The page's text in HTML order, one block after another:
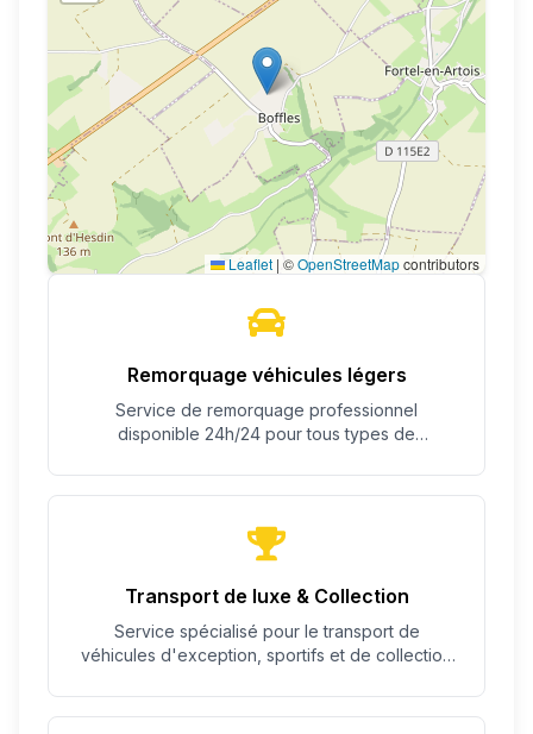
Leaflet | ©OpenStreetMapcontributors
Remorquage véhicules légers
Service de remorquage professionnel
disponible 24h/24 pour tous types de
Transport de luxe & Collection
Service spécialisé pour le transport de
véhicules d'exception, sportifs et de collection